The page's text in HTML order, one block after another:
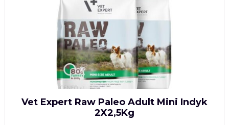
Vet Expert Raw Paleo Adult Mini Indyk
2X2,5Kg